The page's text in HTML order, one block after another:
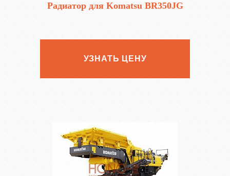
Радиатор для Komatsu BR350JG
УЗНАТЬ ЦЕНУ